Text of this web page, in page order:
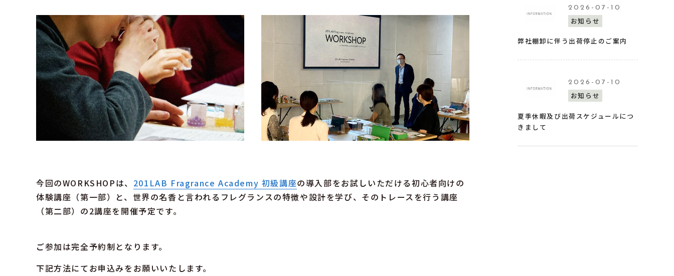
今回のWORKSHOPは、 201LAB Fragrance Academy 初級講座の導入部をお試しいただける初心者向けの
体験講座（第一部）と、世界の名香と言われるフレグランスの特徴や設計を学び、そのトレースを行う講座
（第二部）の2講座を開催予定です。
ご参加は完全予約制となります。
下記方法にてお申込みをお願いいたします。
2026-07-10
お知らせ
弊社棚卸に伴う出荷停止のご案内
2026-07-10
お知らせ
夏季休暇及び出荷スケジュールにつ
きまして